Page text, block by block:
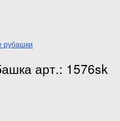
рубашки
арт.: 1576sk